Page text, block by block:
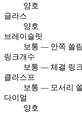
양호
글라스
양호
브레이슬릿
보통 — 안쪽 쓸
링크개수
보통 — 체결 링
클라스프
보통 — 모서리
다이얼
양호